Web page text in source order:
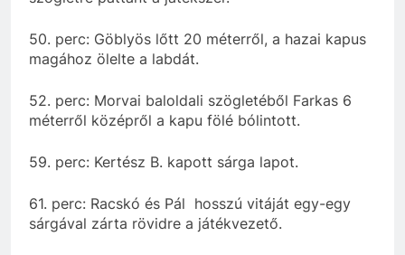
50. perc: Göblyös lőtt 20 méterről, a hazai kapus
magához ölelte a labdát.
52. perc: Morvai baloldali szögletéből Farkas 6
méterről középről a kapu fölé bólintott.
59. perc: Kertész B. kapott sárga lapot.
61. perc: Racskó és Pál hosszú vitáját egy-egy
sárgával zárta rövidre a játékvezető.